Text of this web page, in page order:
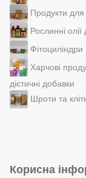
Продукти для
Рослинні
Фітоциліндри
Харчові
дієтичні добавки
Шроти та
Корисна